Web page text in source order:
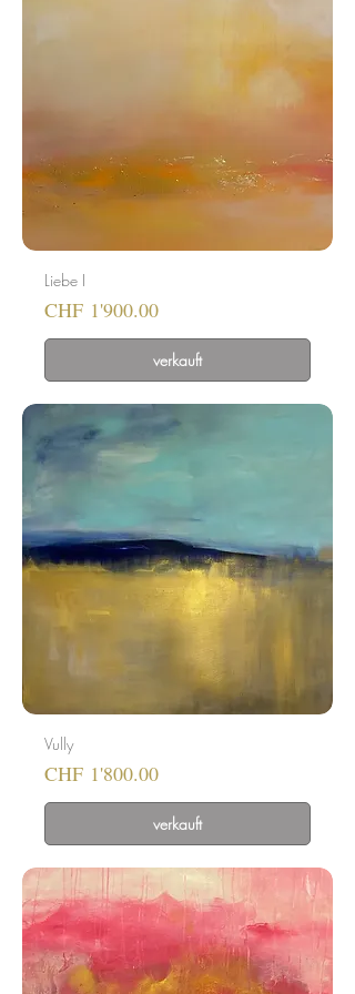
Liebe I
Preis
CHF 1'900.00
verkauft
Vully
Preis
CHF 1'800.00
verkauft